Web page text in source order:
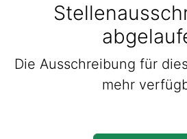
Die Ausschreibung für
mehr